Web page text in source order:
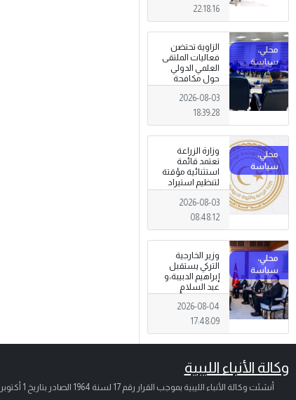
22:18:16
الزاوية تحتضن
فعاليات الملتقى
العلمي الدولي
حول مكافحة
الجرائم المالية
وتهديدات الأمن
القومي
2026-08-03
18:39:28
وزارة الزراعة
تعتمد قائمة
استثنائية مؤقتة
لتنظيم استيراد
وتداول المبيدات
الزراعية
2026-08-03
08:48:12
وزير الخارجية
التركي يستقبل
إبراهيم الدبيبة،و
عبد السلام
الزوبي في أنقرة
2026-08-04
17:48:09
وكالة الأنباء الليبية
أنشئت وكالة الأنباء الليبية بموجب القرار رقم 17 لسنة 1964 الصادر بتاريخ 1 أكتوبر 1964